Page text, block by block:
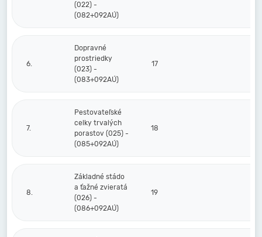
(022) -
(082+092AÚ)
6.
Dopravné
prostriedky
(023) -
(083+092AÚ)
17
7.
Pestovateľské
celky trvalých
porastov (025) -
(085+092AÚ)
18
8.
Základné stádo
a ťažné zvieratá
(026) -
(086+092AÚ)
19